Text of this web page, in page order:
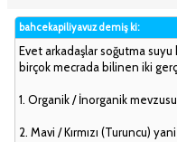
bahcekapiliyavuz demiş ki:
Evet arkadaşlar soğutma
birçok mecrada bilinen iki
1. Organik / İnorganik mevzusu
2. Mavi / Kırmızı (Turuncu)